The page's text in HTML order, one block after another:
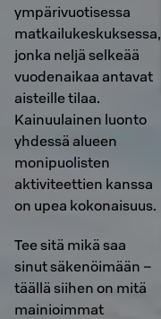
ympärivuotisessa
matkailukeskuksessa,
jonka neljä selkeää
vuodenaikaa antavat
aisteille tilaa.
Kainuulainen luonto
yhdessä alueen
monipuolisten
aktiviteettien kanssa
on upea kokonaisuus.
Tee sitä mikä saa
sinut säkenöimään –
täällä siihen on mitä
mainioimmat